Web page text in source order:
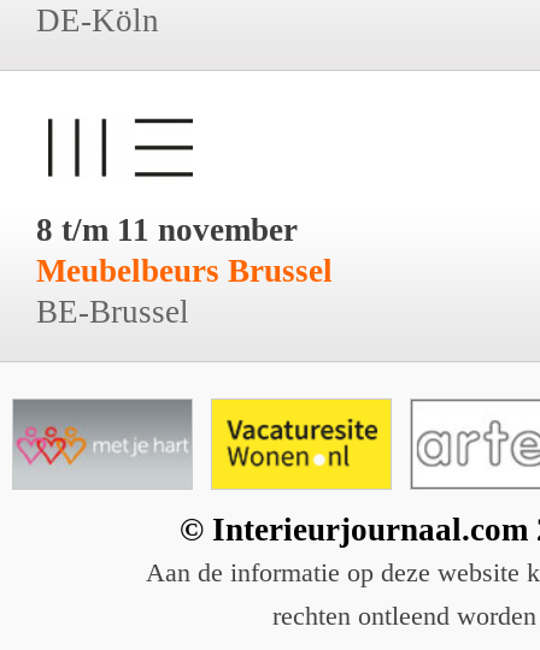
DE-Köln
8 t/m 11 november
Meubelbeurs Brussel
BE-Brussel
© Interieurjournaal.com
Aan de informatie op deze website
rechten ontleend worden